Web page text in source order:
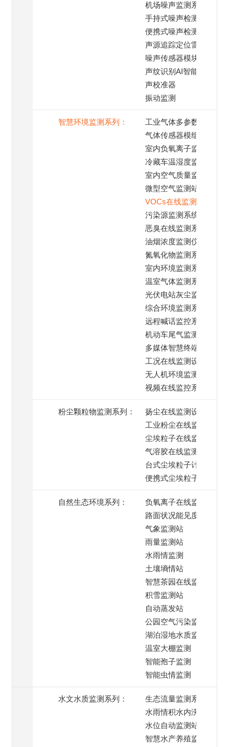
机场噪声监测系统
手持式噪声检测仪
便携式噪声检测仪
声源追踪定位雷达
噪声传感器模块
声纹识别AI智能模块
声校准器
振动监测
智慧环境监测系列：
工业气体多参数监测仪
气体传感器模组
室内负氧离子监测仪
冷藏车温湿度监测系统
室内空气质量监测仪
微型空气监测站
VOCs在线监测仪
污染源监测系统
恶臭在线监测系统
油烟浓度监测仪
氮氧化物监测系统
室内环境监测系统
温室气体监测系统
光伏电站灰尘监测
综合环境监测系统
远程喊话监控系统
机动车尾气监测
多媒体智慧终端系统
工况在线监测设备
无人机环境监测仪
视频在线监控系统
粉尘颗粒物监测系列：
扬尘在线监测设备
工业粉尘在线监测
尘埃粒子在线监测系统
气溶胶在线监测
台式尘埃粒子计数器
便携式尘埃粒子计数器
自然生态环境系列：
负氧离子在线监测
路面状况能见度监测
气象监测站
雨量监测站
水雨情监测
土壤墒情站
智慧茶园在线监测
积雪监测站
自动蒸发站
公园空气污染监测
湖泊湿地水质监测
温室大棚监测
智能孢子监测
智能虫情监测
水文水质监测系列：
生态流量监测系统
水雨情积水内涝监测
水位自动监测站
智慧水产养殖监测